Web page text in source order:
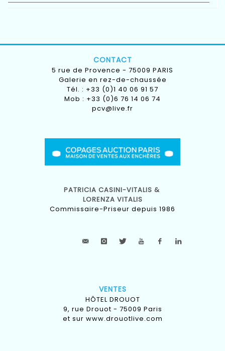
CONTACT
5 rue de Provence - 75009 PARIS
Galerie en rez-de-chaussée
Tél. : +33 (0)1 40 06 91 57
Mob : +33 (0)6 76 14 06 74
pcv@live.fr
PATRICIA CASINI-VITALIS &
LORENZA VITALIS
Commissaire-Priseur depuis 1986
VENTES
HÔTEL DROUOT
9, rue Drouot - 75009 Paris
et sur www.drouotlive.com